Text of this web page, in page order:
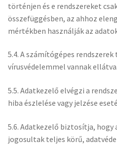
történjen és e rendszereket
összefüggésben, az ahhoz
mértékben használják az
5.4. A számítógépes
vírusvédelemmel vannak ellátva.
5.5. Adatkezelő elvégzi a
hiba észlelése vagy jelzése
5.6. Adatkezelő biztosítja, hogy
jogosultak teljes körű,